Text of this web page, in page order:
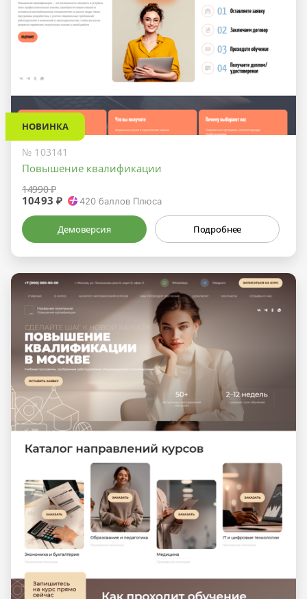
НОВИНКА
№ 103141
Повышение квалификации
14990 ₽
10493 ₽ 420 баллов Плюса
Демоверсия Подробнее